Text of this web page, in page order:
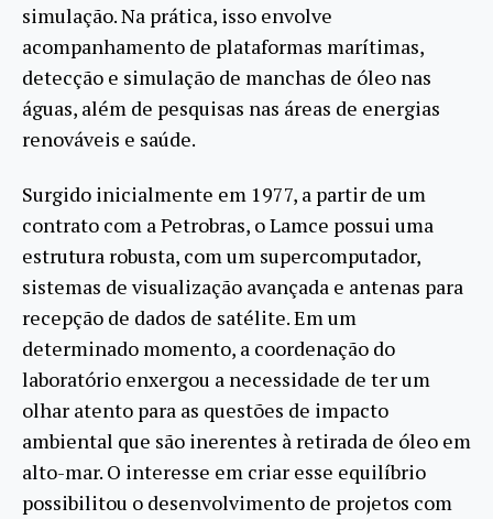
simulação. Na prática, isso envolve
acompanhamento de plataformas marítimas,
detecção e simulação de manchas de óleo nas
águas, além de pesquisas nas áreas de energias
renováveis e saúde.
Surgido inicialmente em 1977, a partir de um
contrato com a Petrobras, o Lamce possui uma
estrutura robusta, com um supercomputador,
sistemas de visualização avançada e antenas para
recepção de dados de satélite. Em um
determinado momento, a coordenação do
laboratório enxergou a necessidade de ter um
olhar atento para as questões de impacto
ambiental que são inerentes à retirada de óleo em
alto-mar. O interesse em criar esse equilíbrio
possibilitou o desenvolvimento de projetos com